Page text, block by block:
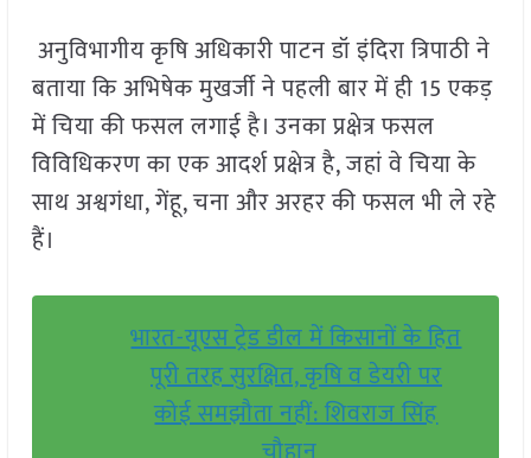
अनुविभागीय कृषि अधिकारी पाटन डॉ इंदिरा त्रिपाठी ने
बताया कि अभिषेक मुखर्जी ने पहली बार में ही 15 एकड़
में चिया की फसल लगाई है। उनका प्रक्षेत्र फसल
विविधिकरण का एक आदर्श प्रक्षेत्र है, जहां वे चिया के
साथ अश्वगंधा, गेंहू, चना और अरहर की फसल भी ले रहे
हैं।
भारत-यूएस ट्रेड डील में किसानों के हित
पूरी तरह सुरक्षित, कृषि व डेयरी पर
कोई समझौता नहीं: शिवराज सिंह